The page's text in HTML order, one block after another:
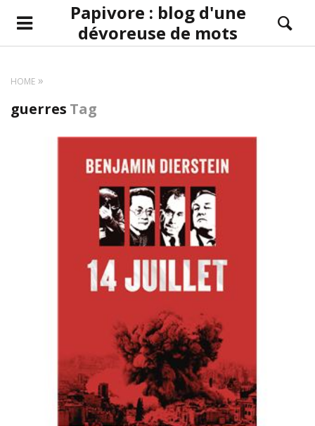
Papivore : blog d'une
dévoreuse de mots
HOME
guerres Tag
LIRE LA SUITE